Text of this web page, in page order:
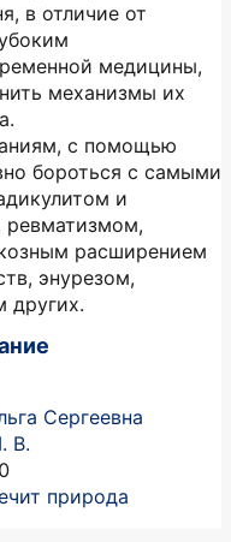
в отличие от
медицины,
механизмы их
с помощью
бороться с самыми
и
ревматизмом,
расширением
энурезом,
других.
Сергеевна
В.
природа